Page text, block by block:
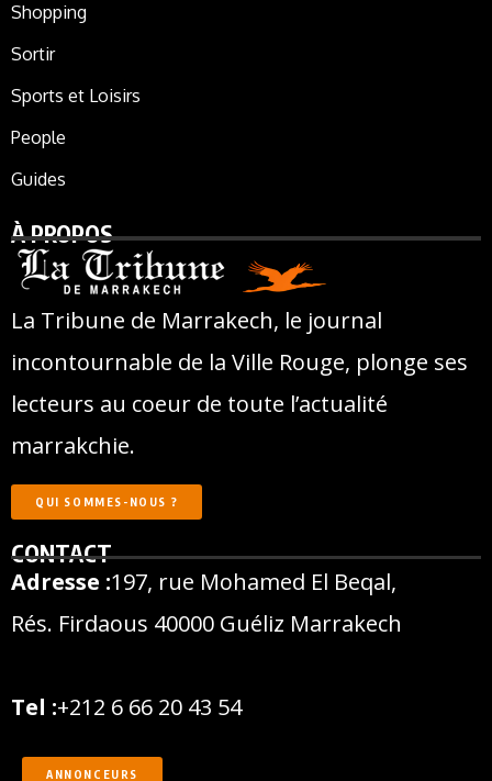
Shopping
Sortir
Sports et Loisirs
People
Guides
À PROPOS
La Tribune de Marrakech, le journal
incontournable de la Ville Rouge, plonge ses
lecteurs au coeur de toute l’actualité
marrakchie.
QUI SOMMES-NOUS ?
CONTACT
Adresse :197, rue Mohamed El Beqal,
Rés. Firdaous 40000 Guéliz Marrakech
Tel :+212 6 66 20 43 54
ANNONCEURS